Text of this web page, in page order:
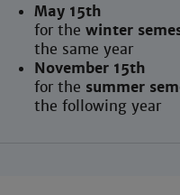
May 15th
for thewinter
the same year
November 15th
for the summer
the following year